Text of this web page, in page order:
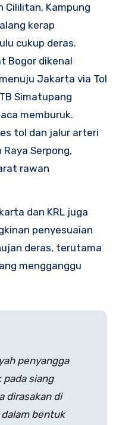
Cililitan, Kampung
kerap
cukup deras.
Bogor dikenal
Jakarta via Tol
Simatupang
memburuk.
tol dan jalur arteri
Serpong,
rawan
dan KRL juga
penyesuaian
deras, terutama
mengganggu
penyangga
siang
dirasakan di
bentuk